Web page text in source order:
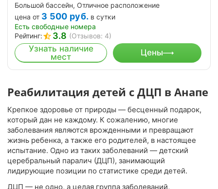
Реабилитация детей с ДЦП в Анапе
Крепкое здоровье от природы — бесценный подарок,
который дан не каждому. К сожалению, многие
заболевания являются врожденными и превращают
жизнь ребенка, а также его родителей, в настоящее
испытание. Одно из таких заболеваний — детский
церебральный паралич (ДЦП), занимающий
лидирующие позиции по статистике среди детей.
ДЦП — не одно, а целая группа заболеваний,
Большой бассейн, Отличное расположение
цена от 3 500 руб. в сутки
Есть свободные номера
Рейтинг:
3.8 (Отзывов: 4)
Узнать наличие
мест
Цены